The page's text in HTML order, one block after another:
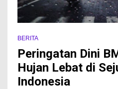
BERITA
Peringatan Dini
Hujan Lebat di
Indonesia